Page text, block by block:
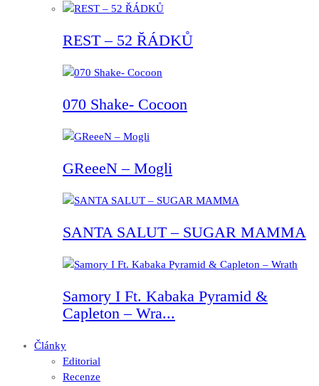
REST – 52 ŘÁDKŮ
070 Shake- Cocoon
GReeeN – Mogli
SANTA SALUT – SUGAR MAMMA
Samory I Ft. Kabaka Pyramid &
Capleton – Wra...
Články
Editorial
Recenze